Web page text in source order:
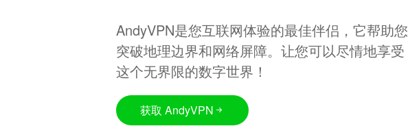
AndyVPN是您互联网体验的最佳伴侣，它帮助您
突破地理边界和网络屏障。让您可以尽情地享受
这个无界限的数字世界！
获取 AndyVPN